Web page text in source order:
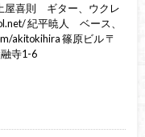
屋喜則 ギター、ウクレ
紀平暁人 ベース、
akitokihira 篠原ビル 〒
寺1-6